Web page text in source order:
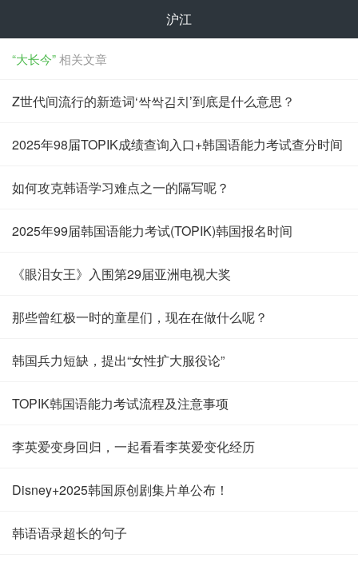
沪江
“大长今”相关文章
Z世代间流行的新造词‘싹싹김치’到底是什么意思？
2025年98届TOPIK成绩查询入口+韩国语能力考试查分时间
如何攻克韩语学习难点之一的隔写呢？
2025年99届韩国语能力考试(TOPIK)韩国报名时间
《眼泪女王》入围第29届亚洲电视大奖
那些曾红极一时的童星们，现在在做什么呢？
韩国兵力短缺，提出“女性扩大服役论”
TOPIK韩国语能力考试流程及注意事项
李英爱变身回归，一起看看李英爱变化经历
Disney+2025韩国原创剧集片单公布！
韩语语录超长的句子